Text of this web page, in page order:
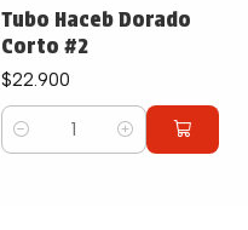
Tubo Haceb Dorado
Corto #2
$22.900
Cantidad